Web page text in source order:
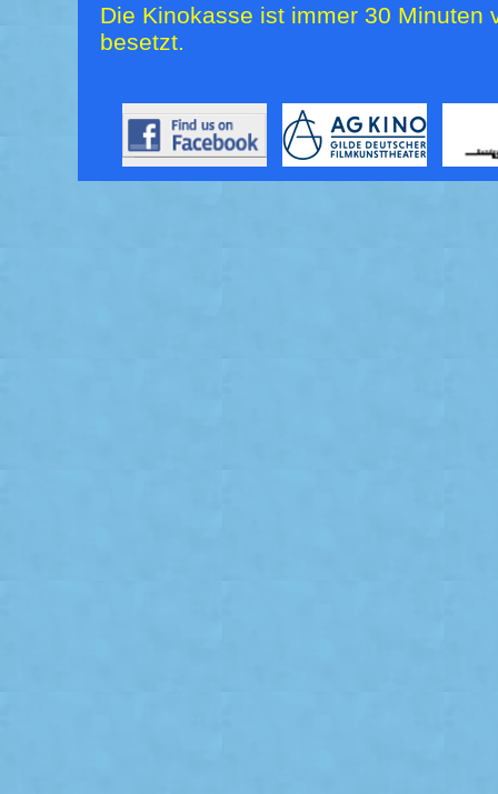
Die Kinokasse ist immer 30 Minuten
besetzt.